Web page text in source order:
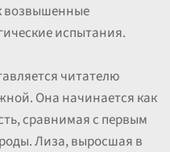
возвышенные
испытания.
читателю
Она начинается как
сравнимая с первым
Лиза, выросшая в